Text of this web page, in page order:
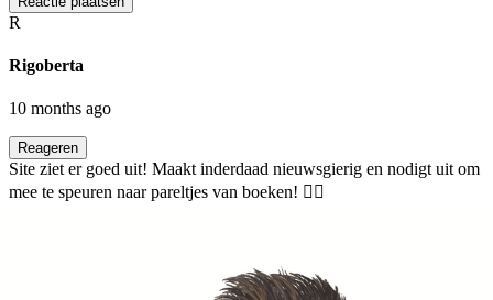
R
Rigoberta
10 months ago
Reageren
Site ziet er goed uit! Maakt inderdaad nieuwsgierig en nodigt uit om
mee te speuren naar pareltjes van boeken! 🕵‍♀️